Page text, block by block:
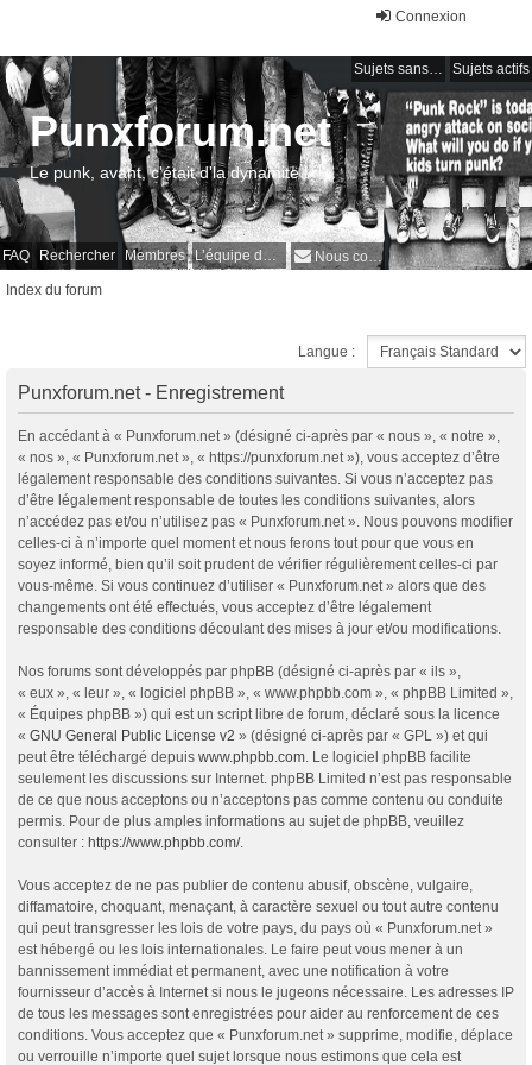
Connexion
Sujets sans réponse Sujets actifs
FAQ Rechercher Membres L’équipe du forum Nous contacter
Punxforum.net
Le punk, avant, c'était d'la dynamite !
Index du forum
Langue :
Punxforum.net - Enregistrement
En accédant à « Punxforum.net » (désigné ci-après par « nous », « notre »,
« nos », « Punxforum.net », « https://punxforum.net »), vous acceptez d’être
légalement responsable des conditions suivantes. Si vous n’acceptez pas
d’être légalement responsable de toutes les conditions suivantes, alors
n’accédez pas et/ou n’utilisez pas « Punxforum.net ». Nous pouvons modifier
celles-ci à n’importe quel moment et nous ferons tout pour que vous en
soyez informé, bien qu’il soit prudent de vérifier régulièrement celles-ci par
vous-même. Si vous continuez d’utiliser « Punxforum.net » alors que des
changements ont été effectués, vous acceptez d’être légalement
responsable des conditions découlant des mises à jour et/ou modifications.
Nos forums sont développés par phpBB (désigné ci-après par « ils »,
« eux », « leur », « logiciel phpBB », « www.phpbb.com », « phpBB Limited »,
« Équipes phpBB ») qui est un script libre de forum, déclaré sous la licence
« GNU General Public License v2 » (désigné ci-après par « GPL ») et qui
peut être téléchargé depuis www.phpbb.com. Le logiciel phpBB facilite
seulement les discussions sur Internet. phpBB Limited n’est pas responsable
de ce que nous acceptons ou n’acceptons pas comme contenu ou conduite
permis. Pour de plus amples informations au sujet de phpBB, veuillez
consulter : https://www.phpbb.com/.
Vous acceptez de ne pas publier de contenu abusif, obscène, vulgaire,
diffamatoire, choquant, menaçant, à caractère sexuel ou tout autre contenu
qui peut transgresser les lois de votre pays, du pays où « Punxforum.net »
est hébergé ou les lois internationales. Le faire peut vous mener à un
bannissement immédiat et permanent, avec une notification à votre
fournisseur d’accès à Internet si nous le jugeons nécessaire. Les adresses IP
de tous les messages sont enregistrées pour aider au renforcement de ces
conditions. Vous acceptez que « Punxforum.net » supprime, modifie, déplace
ou verrouille n’importe quel sujet lorsque nous estimons que cela est